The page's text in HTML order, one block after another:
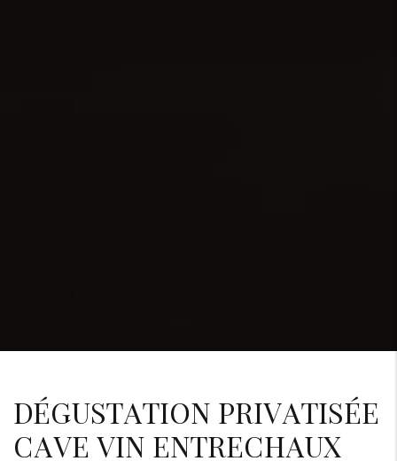
DÉGUSTATION PRIVATISÉE
CAVE VIN ENTRECHAUX